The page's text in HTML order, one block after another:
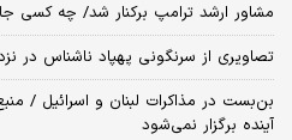
مشاور ارشد ترامپ برکنار شد/ چه کسی
تصاویری از سرنگونی پهپاد ناشناس در
بن‌بست در مذاکرات لبنان و اسرائیل /
آینده برگزار نمی‌شود